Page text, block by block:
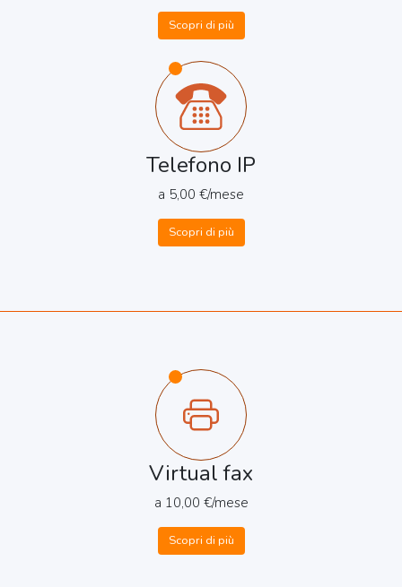
Scopri di più
Telefono IP
a 5,00 €/mese
Scopri di più
Virtual fax
a 10,00 €/mese
Scopri di più